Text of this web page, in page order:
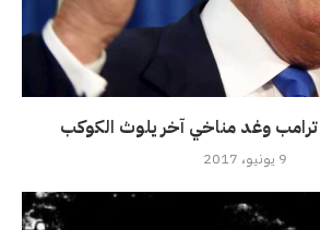
وغد مناخي آخر يلوث الكوكب
9 يونيو، 2017